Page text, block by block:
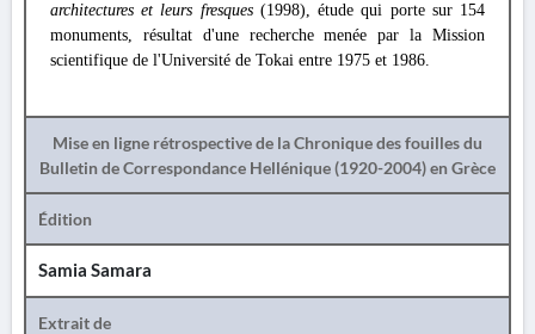
architectures et leurs fresques(1998), étude qui porte sur 154
monuments, résultat d'une recherche menée par la Mission
scientifique de l'Université de Tokai entre 1975 et 1986.
Mise en ligne rétrospective de la Chronique des fouilles du
Bulletin de Correspondance Hellénique (1920-2004) en Grèce
Édition
Samia Samara
Extrait de